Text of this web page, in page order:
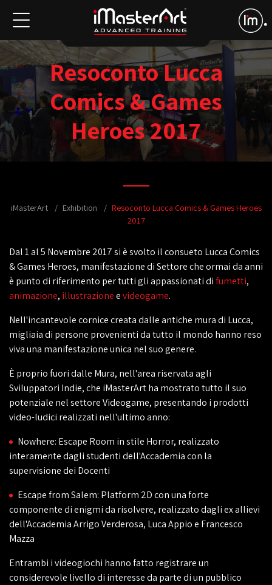
Resoconto Lucca
Comics & Games
Heroes 2017
iMasterArt Exhibition
Resoconto Lucca Comics & Games Heroes
2017
Dal 1 al 5 Novembre 2017 si è svolto il consueto Lucca Comics
& Games Heroes, manifestazione di Settore che ormai da anni
è punto di riferimento per tutti gli appassionati difumetti,
animazione, illustrazioneevideogame.
Nell'incantevole cornice creata dalle antiche mura di Lucca,
migliaia di persone provenienti da tutto il mondo hanno reso
viva una manifestazione unica nel suo genere.
È proprio fuori dalle Mura, nell'area riservata agli
Sviluppatori Indie, che iMasterArt ha mostrato tutto il suo
potenziale nel settore Videogame, presentando i prodotti
video-ludici realizzati nell'ultimo anno:
Nowhere: Escape Room in stile Horror, realizzato
interamente dagli studenti dell'Accademia con la
supervisione dei Docenti
Escape from Salem: Platform 2D con una forte
componente di enigmi da risolvere, realizzato dagli ex allievi
dell'Accademia Arrigo Verderosa, Luca Appio e Francesco
Mazza
Entrambi i videogiochi hanno fatto registrare un
considerevole livello di interesse da parte di un pubblico